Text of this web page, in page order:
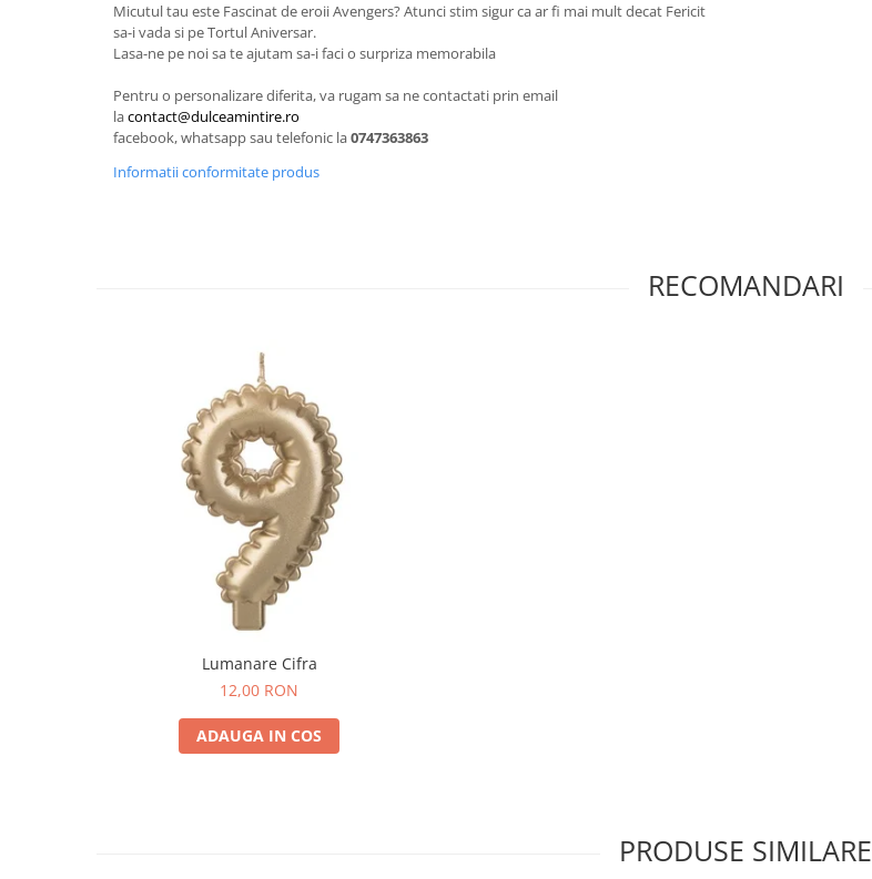
Micutul tau este Fascinat de eroii Avengers? Atunci stim sigur ca ar fi mai mult decat Fericit
sa-i vada si pe Tortul Aniversar.
Lasa-ne pe noi sa te ajutam sa-i faci o surpriza memorabila
Pentru o personalizare diferita, va rugam sa ne contactati prin email
lacontact@dulceamintire.ro
facebook, whatsapp sau telefonic la0747363863
Informatii conformitate produs
RECOMANDARI
Lumanare Cifra
12,00 RON
ADAUGA IN COS
PRODUSE SIMILARE